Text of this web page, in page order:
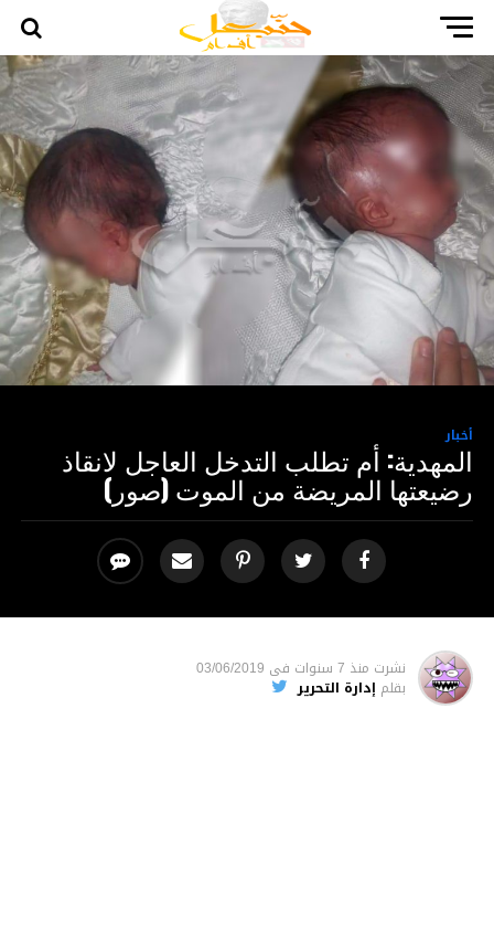
أخبار
المهدية: أم تطلب التدخل العاجل لانقاذ
رضيعتها المريضة من الموت (صور)
نشرت منذ 7 سنوات فى 03/06/2019
بقلم إدارة التحرير